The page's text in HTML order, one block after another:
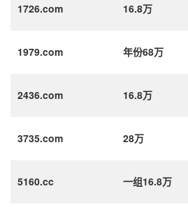
1726.com 16.8万
1979.com 年份68万
2436.com 16.8万
3735.com 28万
5160.cc 一组16.8万